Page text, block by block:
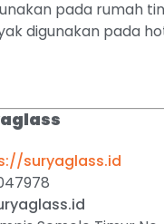
pada rumah
digunakan pada
suryaglass.id